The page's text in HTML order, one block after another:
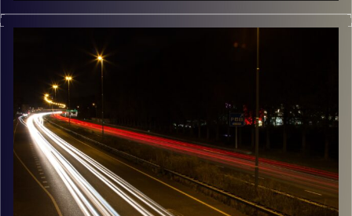
מוזיקה שתלווה אותנו אחרי יום עבודה ארוך ותחזיר אותנו
הביתה בשלום עם נועה טרייטל
קרדיט תמונות: